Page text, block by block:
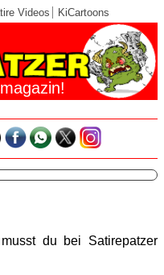
Videos KiCartoons
du bei Satirepatzer